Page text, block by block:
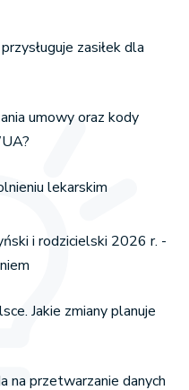
zasiłek dla
umowy oraz kody
lekarskim
i rodzicielski 2026 r. -
Jakie zmiany planuje
na przetwarzanie danych